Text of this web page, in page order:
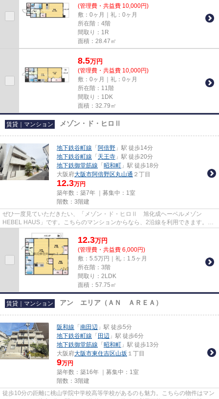
(管理費・共益費 10,000円)
敷：0ヶ月｜礼：0ヶ月
所在階：4階
間取り：1R
面積：28.47㎡
8.5万円
(管理費・共益費 10,000円)
敷：0ヶ月｜礼：0ヶ月
所在階：11階
間取り：1DK
面積：32.79㎡
賃貸｜マンション メゾン・ド・ヒロⅡ
地下鉄谷町線 「 阿倍野 」駅 徒歩14分
地下鉄谷町線 「 天王寺 」駅 徒歩20分
地下鉄御堂筋線 「 昭和町 」駅 徒歩18分
大阪府大阪市阿倍野区丸山通 ２丁目
12.3万円
築年数：築7年 ｜募集中： 1室
階数：3階建
ぜひ一度見ていただきたい、「メゾン・ド・ヒロⅡ 旭化成ヘーベルメゾン
HEBEL HAUS」です。こちらのマンションからなら、2沿線を利用できます。平
12.3万円
(管理費・共益費 6,000円)
敷：5.5万円｜礼：1.5ヶ月
所在階：3階
間取り：2LDK
面積：57.75㎡
賃貸｜マンション アン エリア（ＡＮ ＡＲＥＡ）
阪和線 「 南田辺 」駅 徒歩5分
地下鉄谷町線 「 田辺 」駅 徒歩6分
地下鉄御堂筋線 「 昭和町 」駅 徒歩13分
大阪府大阪市東住吉区山坂 １丁目
9万円
築年数：築16年 ｜募集中： 1室
階数：3階建
徒歩10分の距離に桃山学院中学校高等学校があるのも魅力。こちらの物件はマン